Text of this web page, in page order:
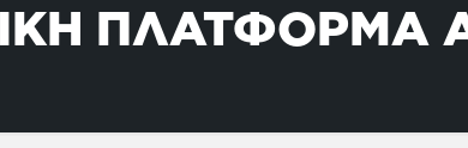
ΠΛΑΤΦΟΡΜΑ